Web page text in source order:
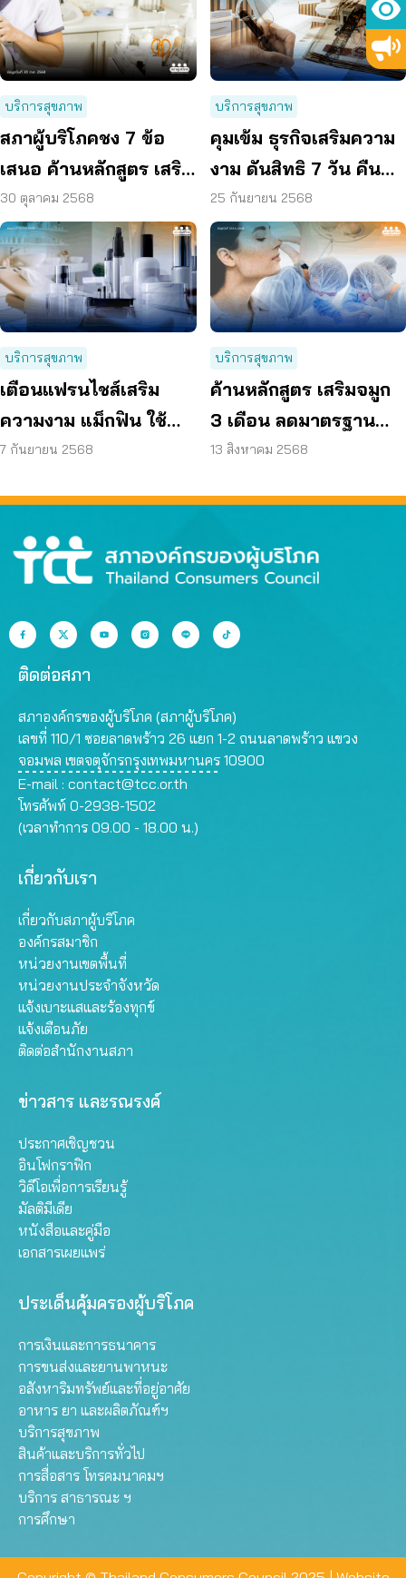
บริการสุขภาพ
สภาผู้บริโภคชง 7 ข้อ
เสนอ ค้านหลักสูตร เสริม
ความงามระยะสั้น ย้ำ
ความปลอดภัยผู้บริโภค
30 ตุลาคม 2568
บริการสุขภาพ
คุมเข้ม ธุรกิจเสริมความ
งาม ดันสิทธิ 7 วัน คืน
เงิน
25 กันยายน 2568
บริการสุขภาพ
เตือนแฟรนไชส์เสริม
ความงาม แม็กฟิน ใช้
ผลิตภัณฑ์ไม่ผ่าน อย.
7 กันยายน 2568
บริการสุขภาพ
ค้านหลักสูตร เสริมจมูก
3 เดือน ลดมาตรฐาน
แพทย์ เสี่ยงอันตรายผู้
13 สิงหาคม 2568
ติดต่อสภา
สภาองค์กรของผู้บริโภค (สภาผู้บริโภค)
เลขที่ 110/1 ซอยลาดพร้าว 26 แยก 1-2 ถนนลาดพร้าว แขวง
จอมพล เขตจตุจักรกรุงเทพมหานคร 10900
E-mail : contact@tcc.or.th
โทรศัพท์ 0-2938-1502
(เวลาทำการ 09.00 - 18.00 น.)
เกี่ยวกับเรา
เกี่ยวกับสภาผู้บริโภค
องค์กรสมาชิก
หน่วยงานเขตพื้นที่
หน่วยงานประจำจังหวัด
แจ้งเบาะแสและร้องทุกข์
แจ้งเตือนภัย
ติดต่อสำนักงานสภา
ข่าวสาร และรณรงค์
ประกาศเชิญชวน
อินโฟกราฟิก
วิดีโอเพื่อการเรียนรู้
มัลติมีเดีย
หนังสือและคู่มือ
เอกสารเผยแพร่
ประเด็นคุ้มครองผู้บริโภค
การเงินและการธนาคาร
การขนส่งและยานพาหนะ
อสังหาริมทรัพย์และที่อยู่อาศัย
อาหาร ยา และผลิตภัณฑ์ฯ
บริการสุขภาพ
สินค้าและบริการทั่วไป
การสื่อสาร โทรคมนาคมฯ
บริการ สาธารณะ ฯ
การศึกษา